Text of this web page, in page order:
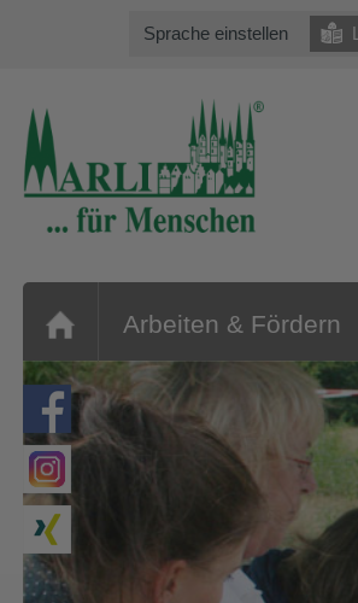
Sprache einstellen
Arbeiten & Fördern